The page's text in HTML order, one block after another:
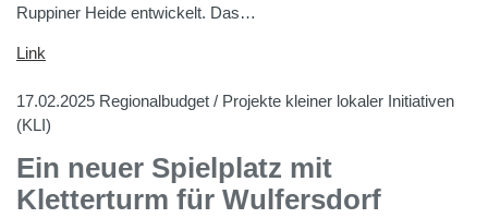
Ruppiner Heide entwickelt. Das…
Link
17.02.2025 Regionalbudget / Projekte kleiner lokaler Initiativen
(KLI)
Ein neuer Spielplatz mit
Kletterturm für Wulfersdorf